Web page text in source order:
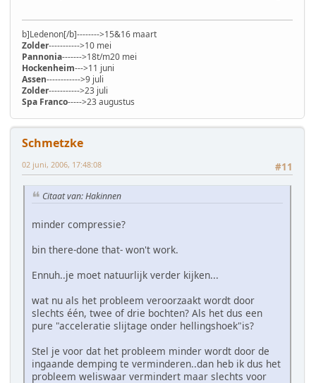
b]Ledenon[/b]-------->15&16 maart
Zolder----------->10 mei
Pannonia------->18t/m20 mei
Hockenheim--->11 juni
Assen------------>9 juli
Zolder----------->23 juli
Spa Franco----->23 augustus
Schmetzke
#11
02 juni, 2006, 17:48:08
Citaat van: Hakinnen
minder compressie?
bin there-done that- won't work.
Ennuh..je moet natuurlijk verder kijken...
wat nu als het probleem veroorzaakt wordt door
slechts één, twee of drie bochten? Als het dus een
pure "acceleratie slijtage onder hellingshoek"is?
Stel je voor dat het probleem minder wordt door de
ingaande demping te verminderen..dan heb ik dus het
probleem weliswaar vermindert maar slechts voor